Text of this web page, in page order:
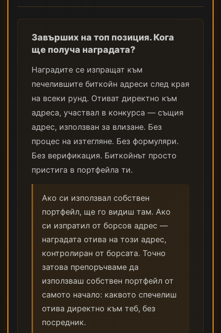
Завърших на топ позиция. Кога
ще получа наградата?
Наградите се изпращат към
печелившите биткойн адреси след края
на всеки рунд. Отиват директно към
адреса, участвал в конкурса — същия
адрес, използван за влизане. Без
процес на изтегляне. Без формуляри.
Без верификация. Биткойнът просто
пристига в портфейла ти.
Ако си използвал собствен
портфейл, ще го видиш там. Ако
си изпратил от борсов адрес —
наградата отива на този адрес,
контролиран от борсата. Точно
затова препоръчваме да
използваш собствен портфейл от
самото начало: каквото спечелиш
отива директно към теб, без
посредник.